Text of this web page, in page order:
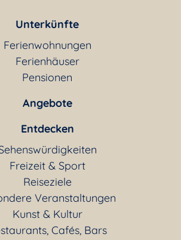
Unterkünfte
Ferienwohnungen
Ferienhäuser
Pensionen
Angebote
Entdecken
Freizeit & Sport
Reiseziele
Veranstaltungen
Kunst & Kultur
Cafés, Bars